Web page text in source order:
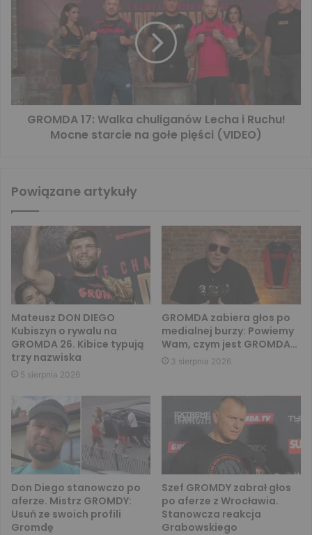
GROMDA 17: Walka chuliganów Lecha i Ruchu!
Mocne starcie na gołe pięści (VIDEO)
Powiązane artykuły
Mateusz DON DIEGO
Kubiszyn o rywalu na
GROMDA 26. Kibice typują
trzy nazwiska
5 sierpnia 2026
GROMDA zabiera głos po
medialnej burzy: Powiemy
Wam, czym jest GROMDA…
3 sierpnia 2026
Don Diego stanowczo po
aferze. Mistrz GROMDY:
Usuń ze swoich profili
Gromdę
Szef GROMDY zabrał głos
po aferze z Wrocławia.
Stanowcza reakcja
Grabowskiego